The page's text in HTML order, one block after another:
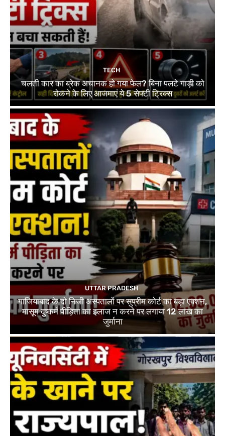
TECH
चलती कार का ब्रेक अचानक हो गया फेल? बिना पलटे गाड़ी को
रोकने के लिए आजमाएं ये 5 सेफ्टी ट्रिक्स
UTTAR PRADESH
गाजियाबाद के दो निजी अस्पतालों पर सुप्रीम कोर्ट का बड़ा एक्शन,
मासूम दुष्कर्म पीड़िता का इलाज न करने पर लगाया 12 लाख का
जुर्माना